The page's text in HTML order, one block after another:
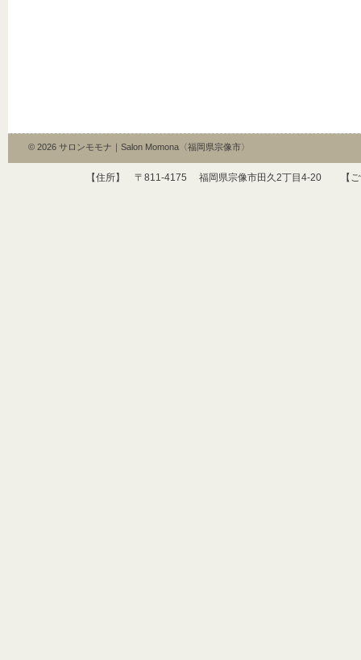
© 2026 サロンモモナ｜Salon Momona〈福岡県宗像市〉
【住所】 〒 811-4175 福岡県宗像市田久2丁目 4-20 【ご